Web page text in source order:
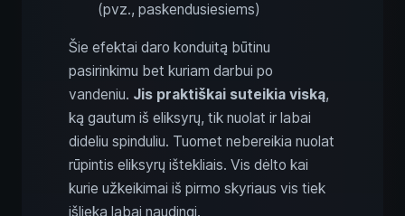
(pvz., paskendusiesiems)
Šie efektai daro konduitą būtinu
pasirinkimu bet kuriam darbui po
vandeniu. Jis praktiškai suteikia viską,
ką gautum iš eliksyrų, tik nuolat ir labai
dideliu spinduliu. Tuomet nebereikia nuolat
rūpintis eliksyrų ištekliais. Vis dėlto kai
kurie užkeikimai iš pirmo skyriaus vis tiek
išlieka labai naudingi.